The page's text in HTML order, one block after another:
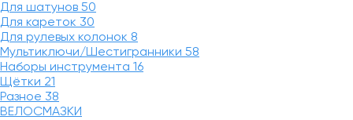
Для шатунов 50
Для кареток 30
Для рулевых колонок 8
Мультиключи/Шестигранники 58
Наборы инструмента 16
Щётки 21
Разное 38
ВЕЛОСМАЗКИ